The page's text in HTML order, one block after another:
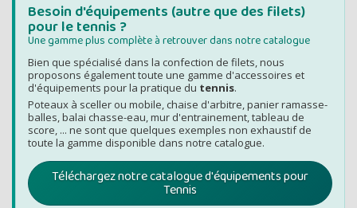
Montants et
Besoin d'équipements (autre que des filets)
pour le tennis ?
Une gamme plus complète à retrouver dans notre catalogue
Bien que spécialisé dans la confection de filets, nous
proposons également toute une gamme d'accessoires et
d'équipements pour la pratique du tennis.
Poteaux à sceller ou mobile, chaise d'arbitre, panier ramasse-
balles, balai chasse-eau, mur d'entrainement, tableau de
score, ... ne sont que quelques exemples non exhaustif de
toute la gamme disponible dans notre catalogue.
Téléchargez notre catalogue d'équipements pour
Tennis